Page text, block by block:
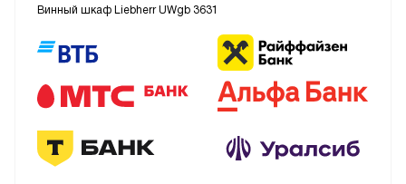
Винный шкаф Liebherr UWgb 3631